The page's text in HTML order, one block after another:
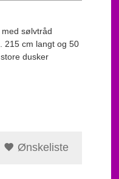
sølvtråd
215 cm langt og 50
dusker
Ønskeliste